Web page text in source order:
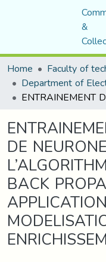
&
Home
Faculty of
DE
BACK